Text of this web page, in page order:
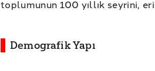
toplumunun 100 yıllık seyrini,
Demografik Yapı